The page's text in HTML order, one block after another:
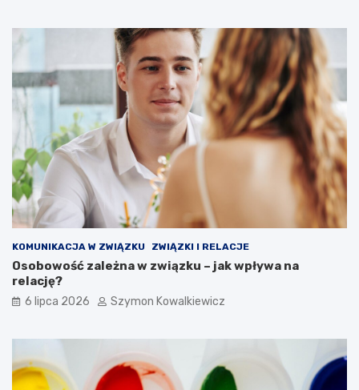
KOMUNIKACJA W ZWIĄZKU ZWIĄZKI I RELACJE
Osobowość zależna w związku – jak wpływa na
relację?
6 lipca 2026 Szymon Kowalkiewicz